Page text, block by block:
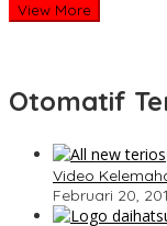
View More
Otomatif
Video
Februari 20,